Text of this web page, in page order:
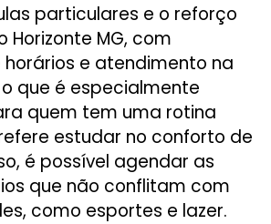
particulares e o reforço
Horizonte MG, com
e atendimento na
que é especialmente
quem tem uma rotina
estudar no conforto de
é possível agendar as
que não conflitam com
como esportes e lazer.